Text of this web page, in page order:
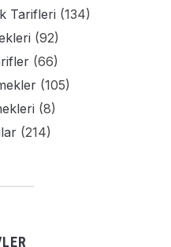
Tarifleri (134)
(92)
(66)
(105)
(8)
(214)